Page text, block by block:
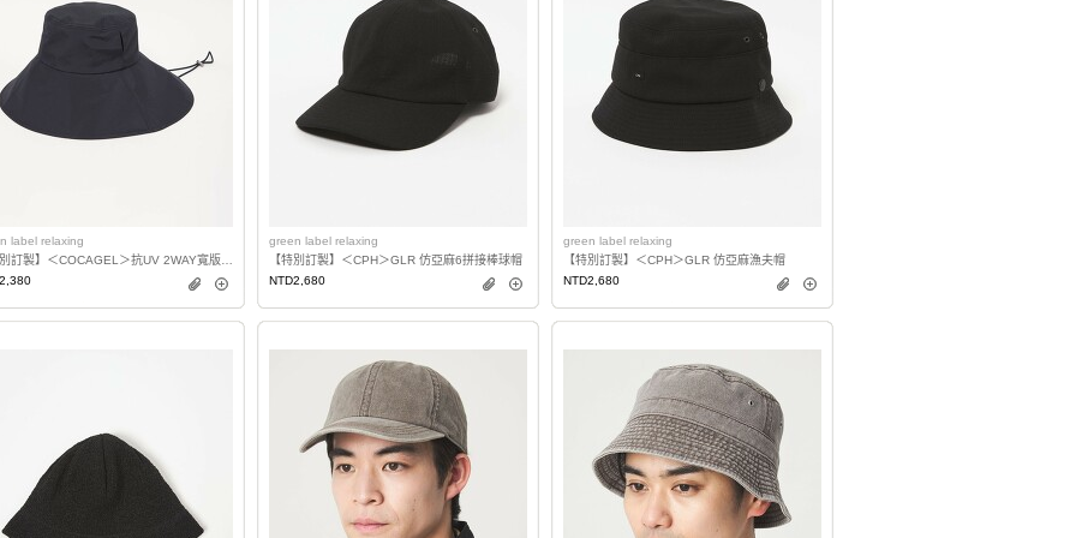
label relaxing
green label relaxing
【特別訂製】＜CPH＞GLR 仿亞麻6拼接棒球帽
NTD2,680
green label relaxing
【特別訂製】＜CPH＞GLR 仿亞麻漁夫帽
NTD2,680